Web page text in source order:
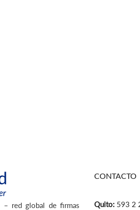
– red global de firmas
CONTACTO
Quito: 593 2